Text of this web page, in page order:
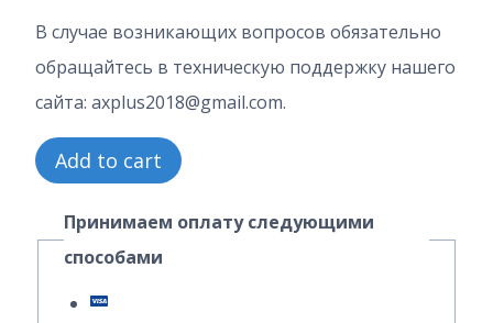
В случае возникающих вопросов обязательно
обращайтесь в техническую поддержку нашего
сайта: axplus2018@gmail.com.
2
Часть
Вариант
Add to cart
Принимаем оплату следующими
способами